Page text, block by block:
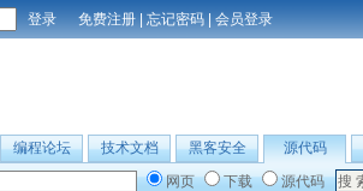
免费注册 | 忘记密码 | 会员登录
编程论坛 技术文档 黑客安全 源代码
网页 下载
源代码